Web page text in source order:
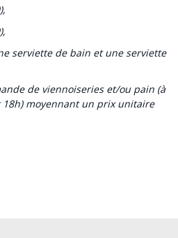
serviette de bain et une serviette
de viennoiseries et/ou pain (à
moyennant un prix unitaire